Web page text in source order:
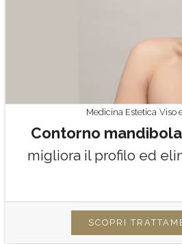
Medicina Estetica Viso
Contorno
migliora il profilo ed
SCOPRI